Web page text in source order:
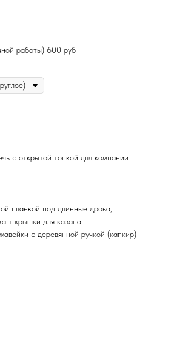
работы) 600 руб
с открытой топкой для компании
планкой под длинные дрова,
т крышки для казана
с деревянной ручкой (капкир)